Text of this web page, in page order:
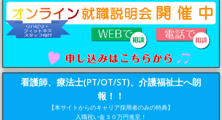
看護師、療法士(PT/OT/ST)、介護福祉士へ朗
報！！
【本サイトからのキャリア採用者のみの特典】
入職祝い金３０万円進呈！